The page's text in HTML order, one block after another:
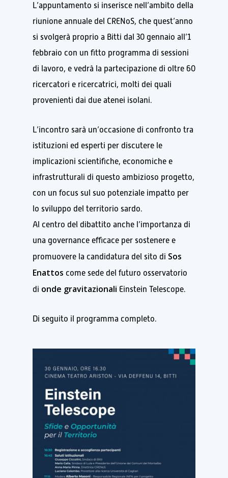
L’appuntamento si inserisce nell’ambito della
riunione annuale del CRENoS, che quest’anno
si svolgerà proprio a Bitti dal 30 gennaio all’1
febbraio con un fitto programma di sessioni
di lavoro, e vedrà la partecipazione di oltre 60
ricercatori e ricercatrici, molti dei quali
provenienti dai due atenei isolani.
L’incontro sarà un’occasione di confronto tra
istituzioni ed esperti per discutere le
implicazioni scientifiche, economiche e
infrastrutturali di questo ambizioso progetto,
con un focus sul suo potenziale impatto per
lo sviluppo del territorio sardo.
Al centro del dibattito anche l’importanza di
una governance efficace per sostenere e
promuovere la candidatura del sito di Sos
Enattos come sede del futuro osservatorio
di onde gravitazionali Einstein Telescope.
Di seguito il programma completo.